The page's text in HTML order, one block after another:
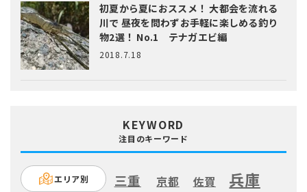
初夏から夏におススメ！ 大都会を流れる
川で 昼夜を問わずお手軽に楽しめる釣り
物2選！ No.1 テナガエビ編
2018.7.18
KEYWORD
注目のキーワード
エリア別 三重 京都 佐賀 兵庫